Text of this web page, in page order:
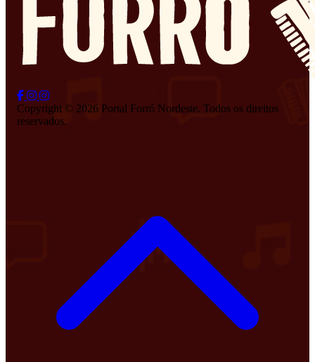
Copyright © 2026 Portal Forró Nordeste. Todos os direitos
reservados.